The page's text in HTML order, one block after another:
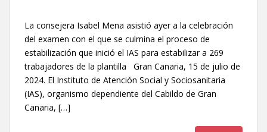
La consejera Isabel Mena asistió ayer a la celebración
del examen con el que se culmina el proceso de
estabilización que inició el IAS para estabilizar a 269
trabajadores de la plantilla Gran Canaria, 15 de julio de
2024. El Instituto de Atención Social y Sociosanitaria
(IAS), organismo dependiente del Cabildo de Gran
Canaria, […]